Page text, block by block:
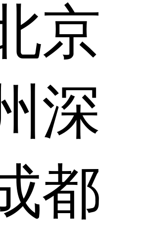
京
深
都